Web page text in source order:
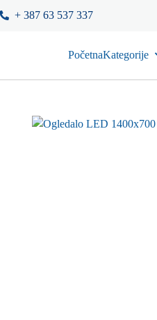
+ 387 63 537 337
PočetnaKategorije